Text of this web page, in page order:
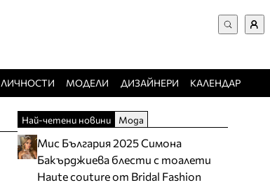
Забравена парола
Регистрация
Добавяне на фирма
Защо да се регистрирам
ЛИЧНОСТИ МОДЕЛИ ДИЗАЙНЕРИ КАЛЕНДАР
Най-четени новини Мода
Мис България 2025 Симона
Бакърджиева блести с тоалети
Haute couture от Bridal Fashion